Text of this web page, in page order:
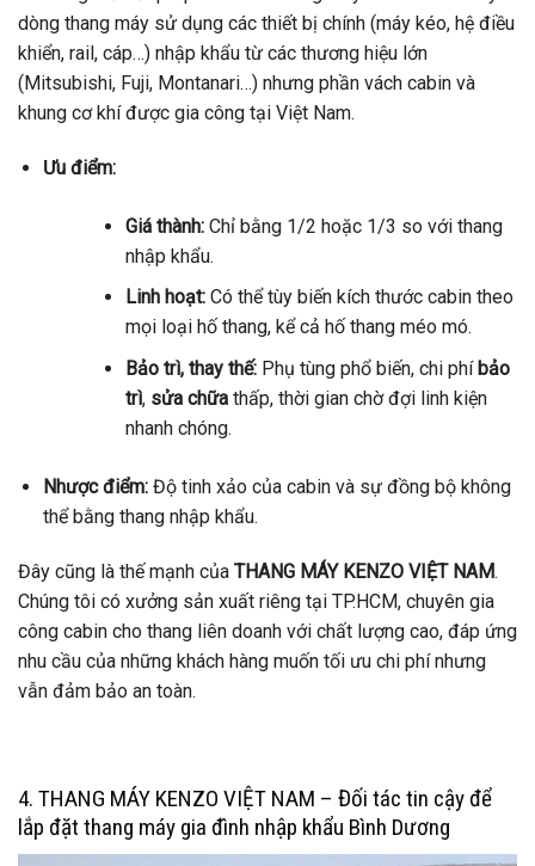
dòng thang máy sử dụng các thiết bị chính (máy kéo, hệ điều
khiển, rail, cáp…) nhập khẩu từ các thương hiệu lớn
(Mitsubishi, Fuji, Montanari…) nhưng phần vách cabin và
khung cơ khí được gia công tại Việt Nam.
Ưu điểm:
Giá thành:Chỉ bằng 1/2 hoặc 1/3 so với thang
nhập khẩu.
Linh hoạt:Có thể tùy biến kích thước cabin theo
mọi loại hố thang, kể cả hố thang méo mó.
Bảo trì, thay thế:Phụ tùng phổ biến, chi phíbảo
trì, sửa chữathấp, thời gian chờ đợi linh kiện
nhanh chóng.
Nhược điểm:Độ tinh xảo của cabin và sự đồng bộ không
thể bằng thang nhập khẩu.
Đây cũng là thế mạnh của THANG MÁY KENZO VIỆT NAM.
Chúng tôi có xưởng sản xuất riêng tại TP.HCM, chuyên gia
công cabin cho thang liên doanh với chất lượng cao, đáp ứng
nhu cầu của những khách hàng muốn tối ưu chi phí nhưng
vẫn đảm bảo an toàn.
4. THANG MÁY KENZO VIỆT NAM – Đối tác tin cậy để
lắp đặt thang máy gia đình nhập khẩu Bình Dương